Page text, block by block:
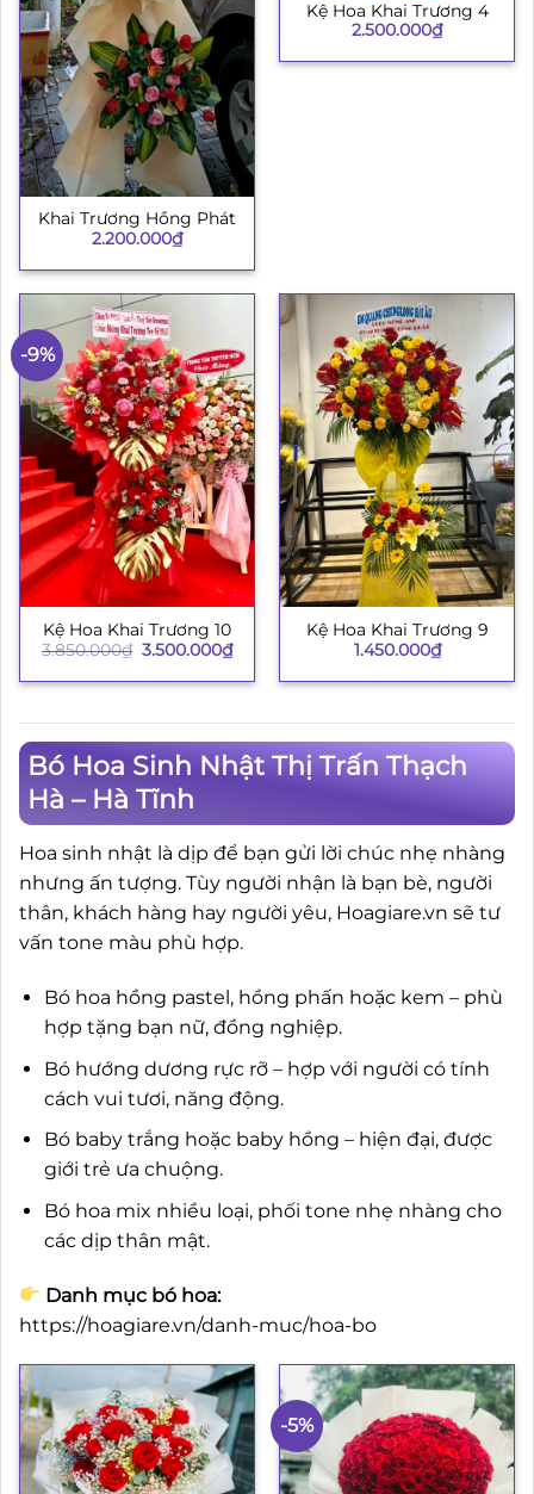
Khai Trương Hồng Phát
2.200.000₫
Kệ Hoa Khai Trương 4
2.500.000₫
-9%
Kệ Hoa Khai Trương 10
3.850.000₫ Giá
là:
3.500.000₫Giá
hiện
tại
Kệ Hoa Khai Trương 9
1.450.000₫
Bó Hoa Sinh Nhật Thị Trấn Thạch
Hà – Hà Tĩnh
Hoa sinh nhật là dịp để bạn gửi lời chúc nhẹ nhàng
nhưng ấn tượng. Tùy người nhận là bạn bè, người
thân, khách hàng hay người yêu, Hoagiare.vn sẽ tư
vấn tone màu phù hợp.
Bó hoa hồng pastel, hồng phấn hoặc kem – phù
hợp tặng bạn nữ, đồng nghiệp.
Bó hướng dương rực rỡ – hợp với người có tính
cách vui tươi, năng động.
Bó baby trắng hoặc baby hồng – hiện đại, được
giới trẻ ưa chuộng.
Bó hoa mix nhiều loại, phối tone nhẹ nhàng cho
các dịp thân mật.
Danh mục bó hoa:
https://hoagiare.vn/danh-muc/hoa-bo
-5%